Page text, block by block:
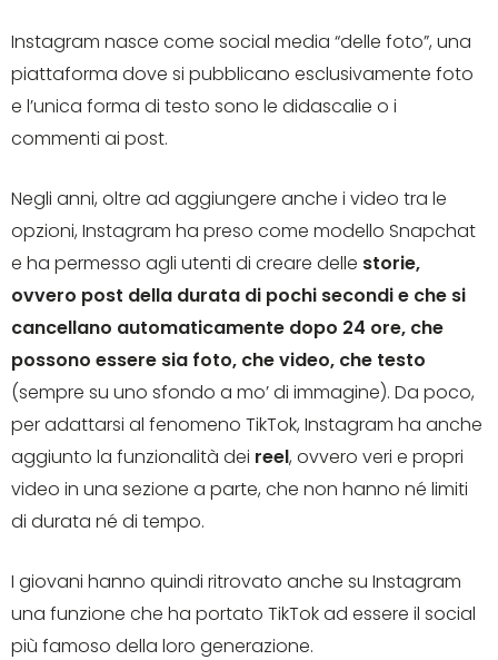
Instagram nasce come social media “delle foto”, una
piattaforma dove si pubblicano esclusivamente foto
e l’unica forma di testo sono le didascalie o i
commenti ai post.
Negli anni, oltre ad aggiungere anche i video tra le
opzioni, Instagram ha preso come modello Snapchat
e ha permesso agli utenti di creare delle storie,
ovvero post della durata di pochi secondi e che si
cancellano automaticamente dopo 24 ore, che
possono essere sia foto, che video, che testo
(sempre su uno sfondo a mo’ di immagine). Da poco,
per adattarsi al fenomeno TikTok, Instagram ha anche
aggiunto la funzionalità dei reel, ovvero veri e propri
video in una sezione a parte, che non hanno né limiti
di durata né di tempo.
I giovani hanno quindi ritrovato anche su Instagram
una funzione che ha portato TikTok ad essere il social
più famoso della loro generazione.